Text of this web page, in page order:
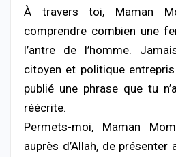
À travers toi, Maman
comprendre combien une
l’antre de l’homme.
citoyen et politique
publié une phrase que tu
réécrite.
Permets-moi, Maman
auprès d’Allah, de présenter